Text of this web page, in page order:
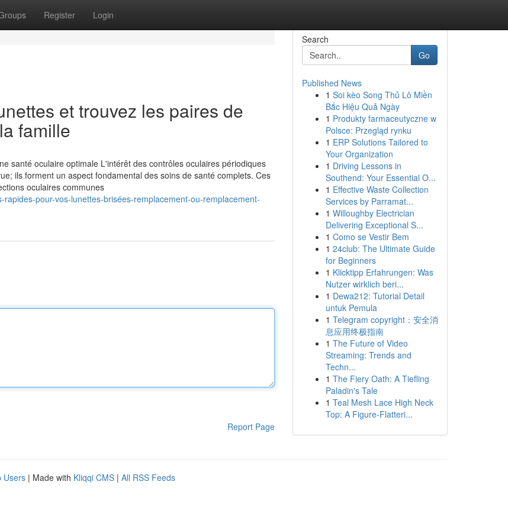
Register Login
et trouvez les paires de
famille
santé oculaire optimale L'intérêt des contrôles oculaires périodiques
ils forment un aspect fondamental des soins de santé complets. Ces
oculaires communes
pour-vos-lunettes-brisées-remplacement-ou-remplacement-
Report Page
Search
Go
Published News
1 Soi kèo Song Thủ Lô Miền
Bắc Hiệu Quả Ngày
1 Produkty farmaceutyczne w
Polsce: Przegląd rynku
1 ERP Solutions Tailored to
Your Organization
1 Driving Lessons in
Southend: Your Essential O...
1 Effective Waste Collection
Services by Parramat...
1 Willoughby Electrician
Delivering Exceptional S...
1 Como se Vestir Bem
1 24club: The Ultimate Guide
for Beginners
1 Klicktipp Erfahrungen: Was
Nutzer wirklich beri...
1 Dewa212: Tutorial Detail
untuk Pemula
1 Telegram copyright：安全消
息应用终极指南
1 The Future of Video
Streaming: Trends and
Techn...
1 The Fiery Oath: A Tiefling
Paladin's Tale
1 Teal Mesh Lace High Neck
Top: A Figure-Flatteri...
Users | Made with Kliqqi CMS | All RSS Feeds